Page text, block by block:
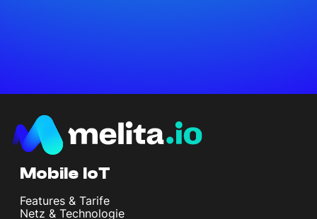
Mobile IoT
Features & Tarife
Netz & Technologie